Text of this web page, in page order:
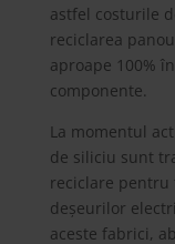
astfel costurile
reciclarea
aproape 100%
componente.
La momentul
de siliciu sunt
reciclare pentru
deșeurilor
aceste fabrici,